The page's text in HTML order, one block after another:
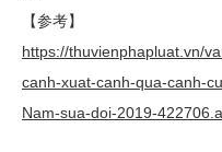
【参考】
https://thuvienphapluat.vn/
canh-xuat-canh-qua-canh-
Nam-sua-doi-2019-